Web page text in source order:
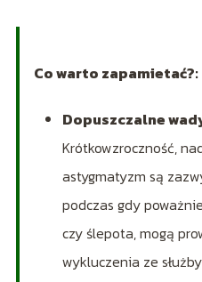
Co warto zapamietać?:
Dopuszczalne
Krótkowzroczność,
astygmatyzm są
podczas gdy
czy ślepota, mogą
wykluczenia ze